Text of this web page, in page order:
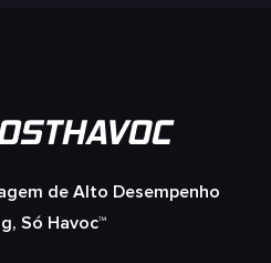
de Alto Desempenho
Só Havoc™